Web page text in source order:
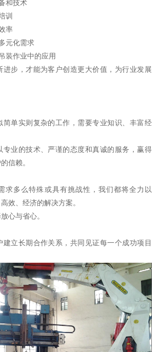
和技术
训
率
元化需求
装作业中的应用
进步，才能为客户创造更大价值，为行业发展
简单实则复杂的工作，需要专业知识、丰富经
专业的技术、严谨的态度和真诚的服务，赢得
信赖。
求多么特殊或具有挑战性，我们都将全力以
效、经济的解决方案。
心与省心。
建立长期合作关系，共同见证每一个成功项目